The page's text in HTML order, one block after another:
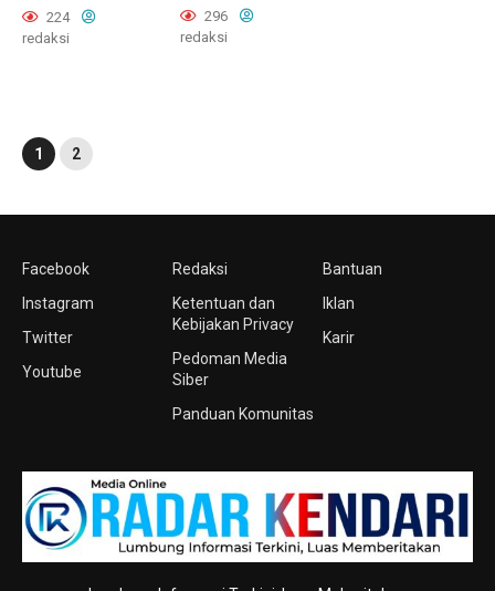
224
redaksi
296
redaksi
1 2
Facebook
Instagram
Twitter
Youtube
Redaksi
Ketentuan dan
Kebijakan Privacy
Pedoman Media
Siber
Panduan Komunitas
Bantuan
Iklan
Karir